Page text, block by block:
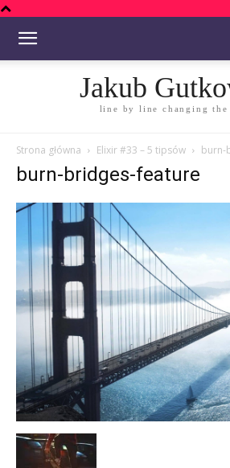
Jakub
line by line changing the
Strona główna Elixir #33 – 5 tipsów burn-
burn-bridges-feature